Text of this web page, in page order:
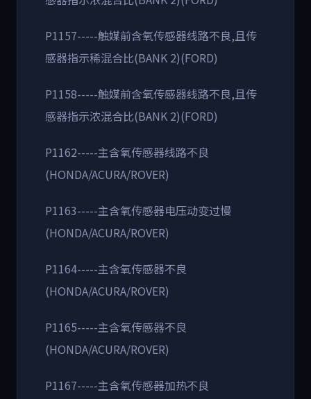
P1157-----触媒前含氧传感器线路不良,且传
感器指示稀混合比(BANK 2)(FORD)
P1158-----触媒前含氧传感器线路不良,且传
感器指示浓混合比(BANK 2)(FORD)
P1162-----主含氧传感器线路不良
(HONDA/ACURA/ROVER)
P1163-----主含氧传感器电压动变过慢
(HONDA/ACURA/ROVER)
P1164-----主含氧传感器不良
(HONDA/ACURA/ROVER)
P1165-----主含氧传感器不良
(HONDA/ACURA/ROVER)
P1167-----主含氧传感器加热不良